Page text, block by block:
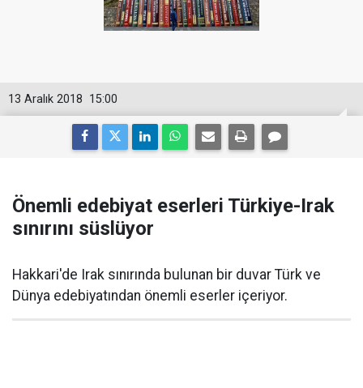
15:00
13 Aralık 2018
Önemli edebiyat eserleri Türkiye-Irak
sınırını süslüyor
Hakkari'de Irak sınırında bulunan bir duvar Türk ve
Dünya edebiyatından önemli eserler içeriyor.